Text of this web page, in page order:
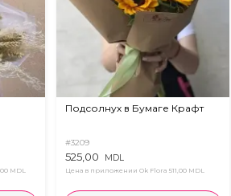
MDL
Подсолнух в Бумаге Крафт
#3209
525,00 MDL
Цена в приложении Ok Flora 511,00 MDL